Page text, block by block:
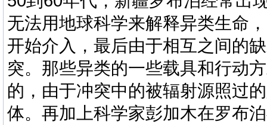
无法用地球科学来解释异类生命
开始介入，最后由于相互之间的
突。那些异类的一些载具和行动
的，由于冲突中的被辐射源照过
体。再加上科学家彭加木在罗布